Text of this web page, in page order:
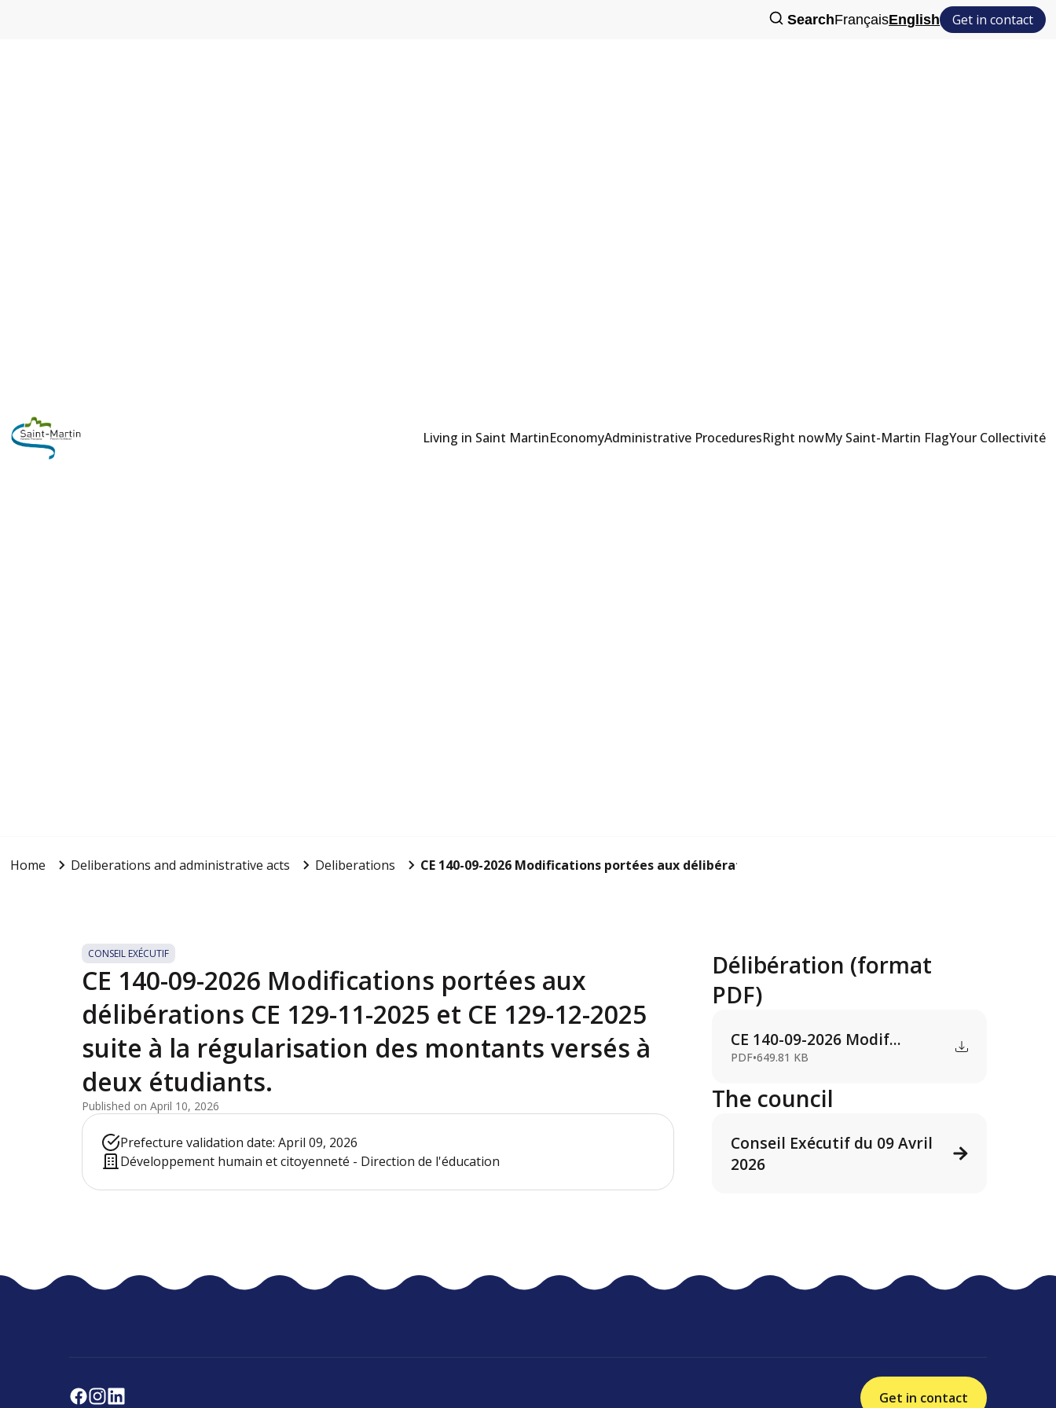
SearchFrançaisEnglish Get in contact
Living in Saint MartinEconomyAdministrative ProceduresRight nowMy Saint-Martin FlagYour Collectivité
Home Deliberations and administrative acts Deliberations CE 140-09-2026 Modifications portées aux délibérations CE 12...
CONSEIL EXÉCUTIF
CE 140-09-2026 Modifications portées aux
délibérations CE 129-11-2025 et CE 129-12-2025
suite à la régularisation des montants versés à
deux étudiants.
Published on April 10, 2026
Prefecture validation date: April 09, 2026
Développement humain et citoyenneté - Direction de l'éducation
Délibération (format
PDF)
CE 140-09-2026 Modif...
PDF•649.81 KB
The council
Conseil Exécutif du 09 Avril
2026
Get in contact